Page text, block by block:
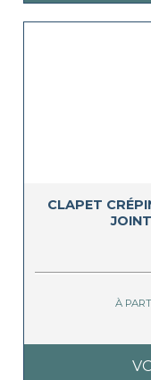
CLAPET
À